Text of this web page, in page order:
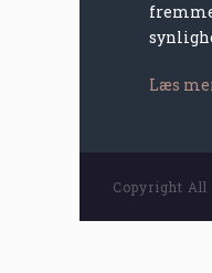
Læs
Copyright